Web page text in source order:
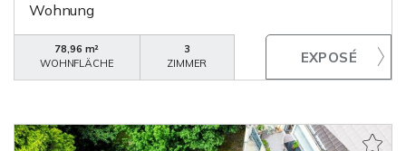
Wohnung
78,96 m²
WOHNFLÄCHE
3
ZIMMER